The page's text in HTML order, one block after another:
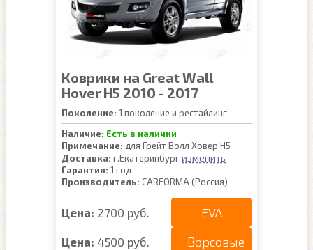
Коврики на Great Wall
Hover H5 2010 - 2017
Поколение: 1 поколение и рестайлинг
Наличие: Есть в наличии
Примечание: для Грейт Волл Ховер Н5
Доставка: г.Екатеринбургизменить
Гарантия: 1 год
Производитель: CARFORMA (Россия)
Цена: 2700 руб. EVA
Цена: 4500 руб. Ворсовые